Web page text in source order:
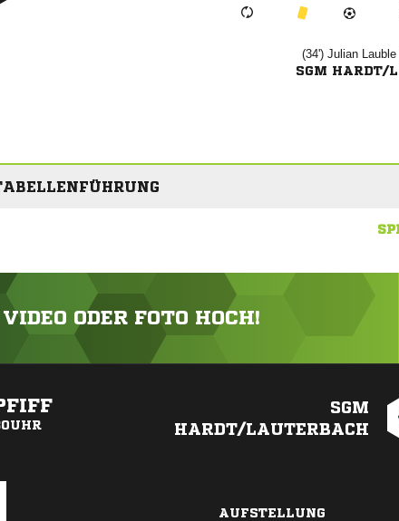
(34') 
SGM HARDT/
ODER FOTO HOCH!
SGM
HARDT/LAUTERBACH
AUFSTELLUNG